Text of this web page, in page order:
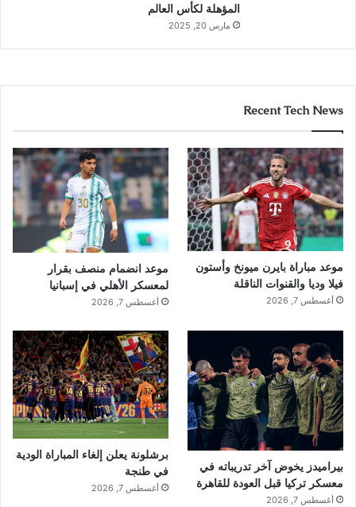
المؤهلة لكأس العالم
مارس 20, 2025
Recent Tech News
موعد مباراة بايرن ميونخ وأستون
فيلا وديا والقنوات الناقلة
أغسطس 7, 2026
موعد انضمام منصف بقرار
لمعسكر الأهلي في إسبانيا
أغسطس 7, 2026
بيراميدز يخوض آخر تدريباته في
معسكر تركيا قبل العودة للقاهرة
أغسطس 7, 2026
برشلونة يعلن إلغاء المباراة الودية
في طنجة
أغسطس 7, 2026